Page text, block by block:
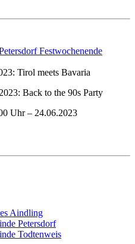
Festwochenende
Tirol meets Bavaria
Back to the 90s Party
Uhr– 24.06.2023
Aindling
Petersdorf
Todtenweis